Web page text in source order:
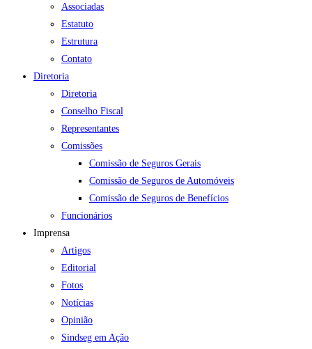
Associadas
Estatuto
Estrutura
Contato
Diretoria
Diretoria
Conselho Fiscal
Representantes
Comissões
Comissão de Seguros Gerais
Comissão de Seguros de Automóveis
Comissão de Seguros de Benefícios
Funcionários
Imprensa
Artigos
Editorial
Fotos
Notícias
Opinião
Sindseg em Ação